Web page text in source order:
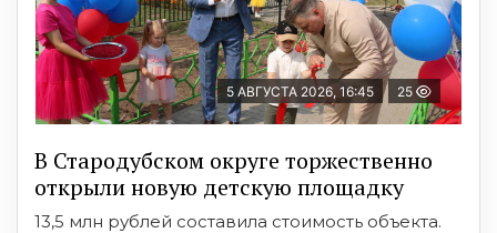
5 АВГУСТА 2026, 16:45 25
В Стародубском округе торжественно
открыли новую детскую площадку
13,5 млн рублей составила стоимость объекта.